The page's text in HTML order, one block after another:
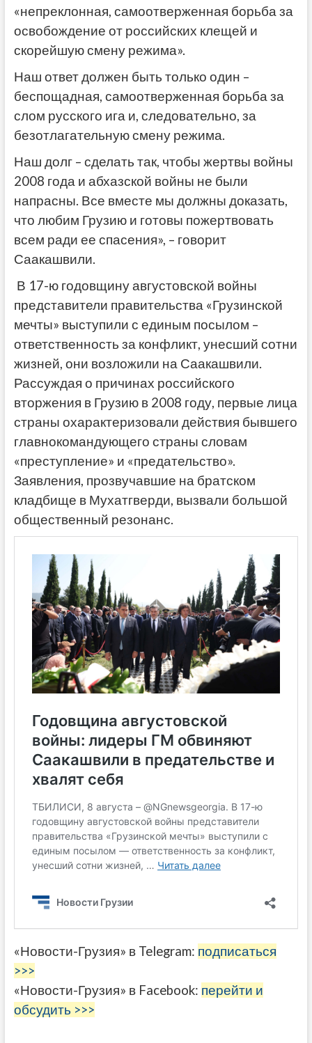
«непреклонная, самоотверженная борьба за
освобождение от российских клещей и
скорейшую смену режима».
Наш ответ должен быть только один –
беспощадная, самоотверженная борьба за
слом русского ига и, следовательно, за
безотлагательную смену режима.
Наш долг – сделать так, чтобы жертвы войны
2008 года и абхазской войны не были
напрасны. Все вместе мы должны доказать,
что любим Грузию и готовы пожертвовать
всем ради ее спасения», – говорит
Саакашвили.
В 17-ю годовщину августовской войны
представители правительства «Грузинской
мечты» выступили с единым посылом –
ответственность за конфликт, унесший сотни
жизней, они возложили на Саакашвили.
Рассуждая о причинах российского
вторжения в Грузию в 2008 году, первые лица
страны охарактеризовали действия бывшего
главнокомандующего страны словам
«преступление» и «предательство».
Заявления, прозвучавшие на братском
кладбище в Мухатгверди, вызвали большой
общественный резонанс.
«Новости-Грузия» в Telegram: подписаться
>>>
«Новости-Грузия» в Facebook: перейти и
обсудить >>>